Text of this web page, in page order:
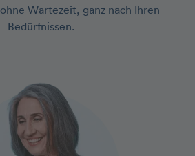
Wartezeit, ganz nach Ihren
Bedürfnissen.